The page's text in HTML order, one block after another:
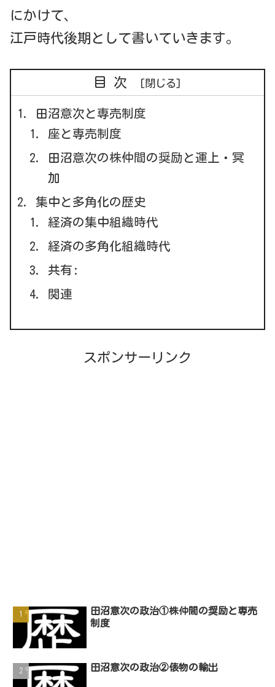
にかけて、
江戸時代後期として書いていきます。
目次
田沼意次と専売制度
座と専売制度
田沼意次の株仲間の奨励と運上・冥
加
集中と多角化の歴史
経済の集中組織時代
経済の多角化組織時代
共有:
関連
スポンサーリンク
田沼意次の政治①株仲間の奨励と専売
制度
田沼意次の政治②俵物の輸出